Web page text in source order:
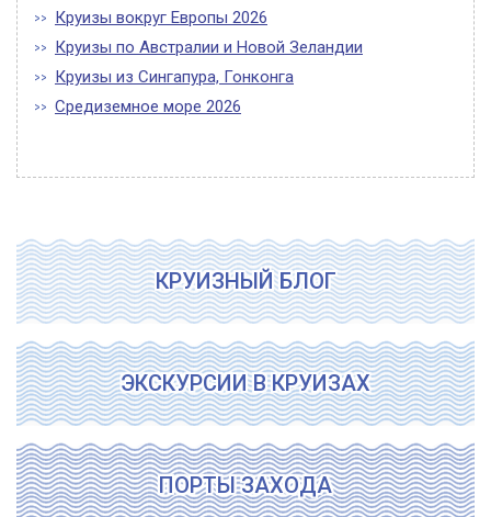
Круизы вокруг Европы 2026
Круизы по Австралии и Новой Зеландии
Круизы из Сингапура, Гонконга
Средиземное море 2026
КРУИЗНЫЙ БЛОГ
ЭКСКУРСИИ В КРУИЗАХ
ПОРТЫ ЗАХОДА